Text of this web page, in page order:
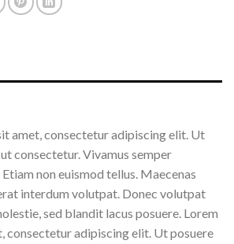
amet, consectetur adipiscing elit. Ut
consectetur. Vivamus semper
non euismod tellus. Maecenas
interdum volutpat. Donec volutpat
sed blandit lacus posuere. Lorem
consectetur adipiscing elit. Ut posuere